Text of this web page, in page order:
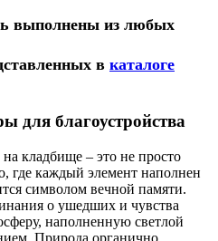
выполнены из любых
в каталоге
для благоустройства
кладбище – это не просто
где каждый элемент наполнен
символом вечной памяти.
о ушедших и чувства
наполненную светлой
Природа органично